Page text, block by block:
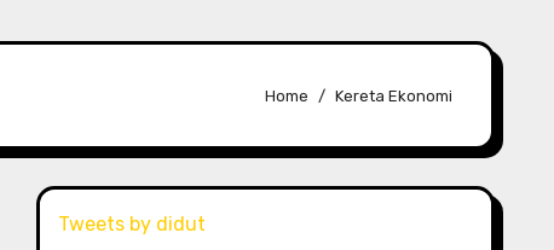
Home Kereta Ekonomi
Tweets by didut